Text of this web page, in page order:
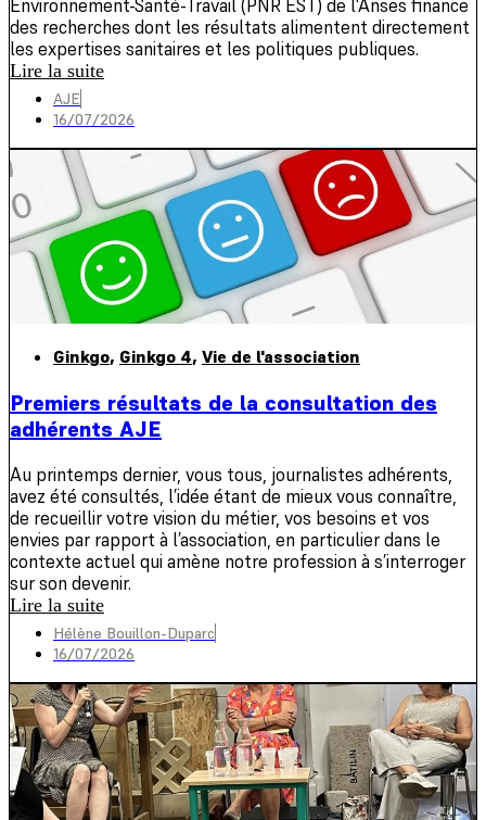
Environnement-Santé-Travail (PNR EST) de l'Anses finance
des recherches dont les résultats alimentent directement
les expertises sanitaires et les politiques publiques.
Lire la suite
AJE
16/07/2026
Ginkgo, Ginkgo 4, Vie de l'association
Premiers résultats de la consultation des
adhérents AJE
Au printemps dernier, vous tous, journalistes adhérents,
avez été consultés, l’idée étant de mieux vous connaître,
de recueillir votre vision du métier, vos besoins et vos
envies par rapport à l’association, en particulier dans le
contexte actuel qui amène notre profession à s’interroger
sur son devenir.
Lire la suite
Hélène Bouillon-Duparc
16/07/2026